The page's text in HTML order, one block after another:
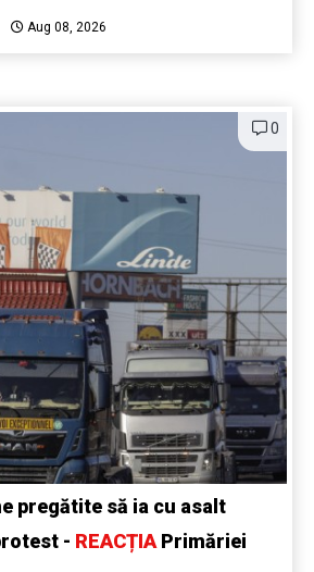
Aug 08, 2026
0
pregătite să ia cu asalt
- REACȚIAPrimăriei